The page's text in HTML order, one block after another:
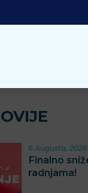
6 Augusta, 2026
Finalno
radnjama!